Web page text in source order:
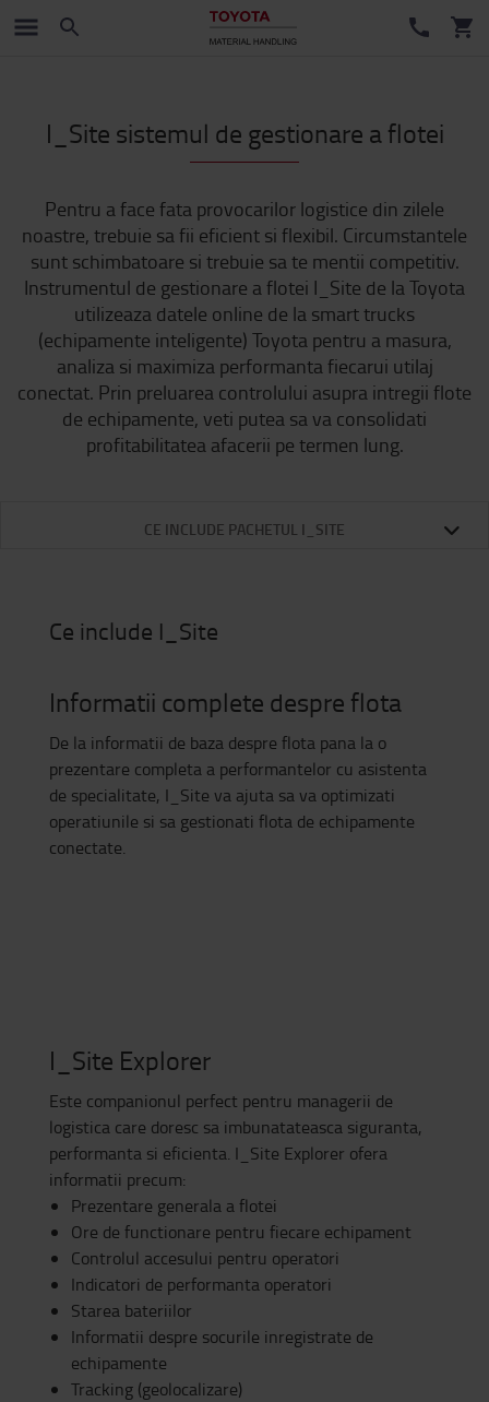
I_Site sistemul de gestionare a flotei
Pentru a face fata provocarilor logistice din zilele
noastre, trebuie sa fii eficient si flexibil. Circumstantele
sunt schimbatoare si trebuie sa te mentii competitiv.
Instrumentul de gestionare a flotei I_Site de la Toyota
utilizeaza datele online de la smart trucks
(echipamente inteligente) Toyota pentru a masura,
analiza si maximiza performanta fiecarui utilaj
conectat. Prin preluarea controlului asupra intregii flote
de echipamente, veti putea sa va consolidati
profitabilitatea afacerii pe termen lung.
CE INCLUDE PACHETUL I_SITE
Ce include I_Site
Informatii complete despre flota
De la informatii de baza despre flota pana la o
prezentare completa a performantelor cu asistenta
de specialitate, I_Site va ajuta sa va optimizati
operatiunile si sa gestionati flota de echipamente
conectate.
I_Site Explorer
Este companionul perfect pentru managerii de
logistica care doresc sa imbunatateasca siguranta,
performanta si eficienta. I_Site Explorer ofera
informatii precum:
Prezentare generala a flotei
Ore de functionare pentru fiecare echipament
Controlul accesului pentru operatori
Indicatori de performanta operatori
Starea bateriilor
Informatii despre socurile inregistrate de
echipamente
Tracking (geolocalizare)